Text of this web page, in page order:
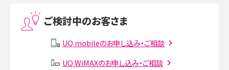
Instagram（インスタグラム）でスクショするとバレる？バレるケースや撮り方も解
SMSとは？料金やできること、注意点や届かない時の対処法を解説
ご検討中のお客さま
UQ mobileのお申し込み・ご相談
UQ WiMAXのお申し込み・ご相談